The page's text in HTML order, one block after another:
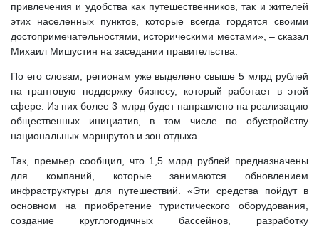
привлечения и удобства как путешественников, так и жителей
этих населенных пунктов, которые всегда гордятся своими
достопримечательностями, историческими местами», – сказал
Михаил Мишустин на заседании правительства.
По его словам, регионам уже выделено свыше 5 млрд рублей
на грантовую поддержку бизнесу, который работает в этой
сфере. Из них более 3 млрд будет направлено на реализацию
общественных инициатив, в том числе по обустройству
национальных маршрутов и зон отдыха.
Так, премьер сообщил, что 1,5 млрд рублей предназначены
для компаний, которые занимаются обновлением
инфраструктуры для путешествий. «Эти средства пойдут в
основном на приобретение туристического оборудования,
создание круглогодичных бассейнов, разработку